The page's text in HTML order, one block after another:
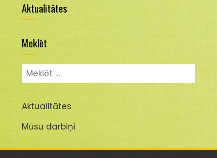
Aktualitātes
Meklēt
Meklēt:
Aktualitātes
Mūsu darbiņi